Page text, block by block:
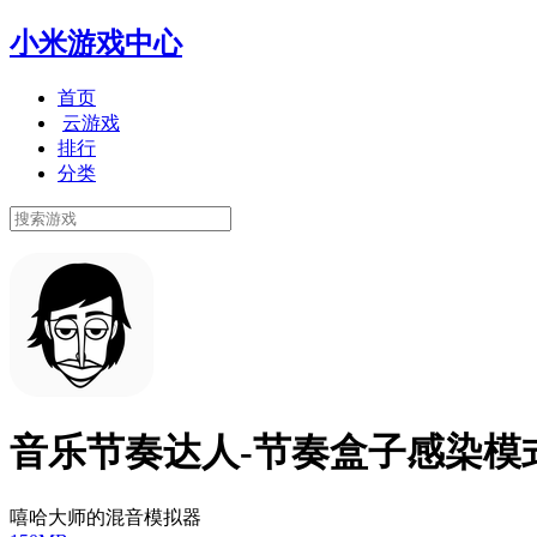
小米游戏中心
首页
云游戏
排行
分类
音乐节奏达人-节奏盒子感染模
嘻哈大师的混音模拟器